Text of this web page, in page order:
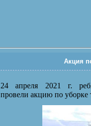
Акция
24 апреля 2021 г.
провели акцию по уборке